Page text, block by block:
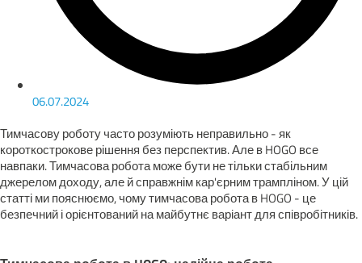
06.07.2024
Тимчасову роботу часто розуміють неправильно - як
короткострокове рішення без перспектив. Але в HOGO все
навпаки. Тимчасова робота може бути не тільки стабільним
джерелом доходу, але й справжнім кар'єрним трампліном. У цій
статті ми пояснюємо, чому тимчасова робота в HOGO - це
безпечний і орієнтований на майбутнє варіант для співробітників.